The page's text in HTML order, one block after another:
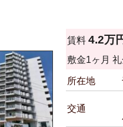
賃料 4.2万
敷金1ヶ月
所在地
交通